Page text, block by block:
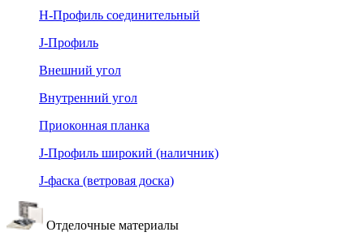
Н-Профиль соединительный
J-Профиль
Внешний угол
Внутренний угол
Приоконная планка
J-Профиль широкий (наличник)
J-фаска (ветровая доска)
Отделочные материалы